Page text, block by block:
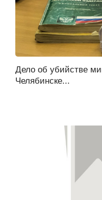
Дело об убийстве
Челябинске...